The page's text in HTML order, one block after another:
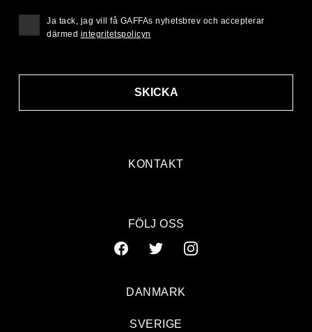
KONTAKT
SKICKA
Ja tack, jag vill få GAFFAs nyhetsbrev och accepterar
därmed integritetspolicyn
FÖLJ OSS
DANMARK
SVERIGE